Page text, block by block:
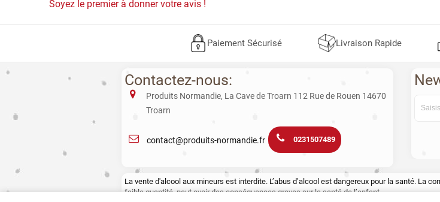
Soyez le premier à donner votre avis !
Paiement Sécurisé Livraison Rapide
Contactez-nous:
Produits Normandie, La Cave de Troarn 112 Rue de Rouen 14670
Troarn
contact@produits-normandie.fr 0231507489
La vente d'alcool aux mineurs est interdite. L’abus d’alcool est dangereux pour la santé. La
faible quantité, peut avoir des conséquences graves sur la santé de l’enfant.